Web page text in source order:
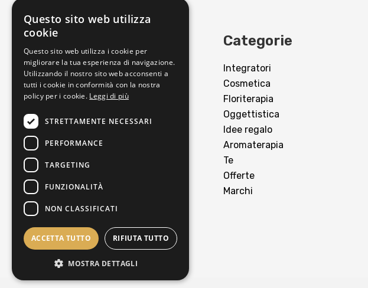
Erboristeria Lovato
Via Manzoni 39, Carpi (MO)
Tel:0598677567
Email:info@e-lovato.it
Categorie
Integratori
Cosmetica
Floriterapia
Oggettistica
Idee regalo
Aromaterapia
Te
Offerte
Marchi
Questo sito web utilizza
cookie
Questo sito web utilizza i cookie per
migliorare la tua esperienza di navigazione.
Utilizzando il nostro sito web acconsenti a
tutti i cookie in conformità con la nostra
policy per i cookie. Leggi di più
STRETTAMENTE NECESSARI
PERFORMANCE
TARGETING
FUNZIONALITÀ
NON CLASSIFICATI
ACCETTA TUTTO RIFIUTA TUTTO
MOSTRA DETTAGLI